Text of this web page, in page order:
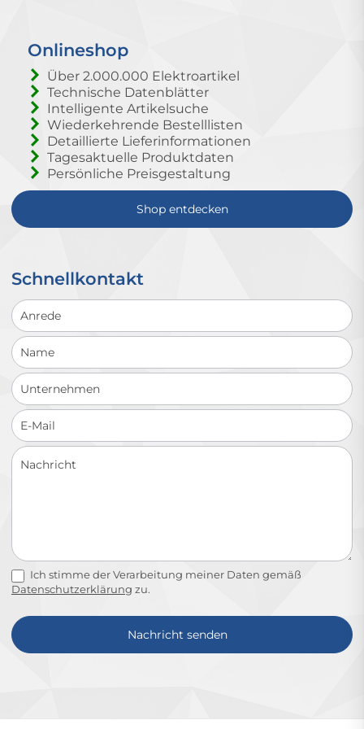
Onlineshop
Über 2.000.000 Elektroartikel
Technische Datenblätter
Intelligente Artikelsuche
Wiederkehrende Bestelllisten
Detaillierte Lieferinformationen
Tagesaktuelle Produktdaten
Persönliche Preisgestaltung
Shop entdecken
Schnellkontakt
Schnellkontakt
Ich stimme der Verarbeitung meiner Daten gemäß
Datenschutzerklärung zu.
Nachricht senden